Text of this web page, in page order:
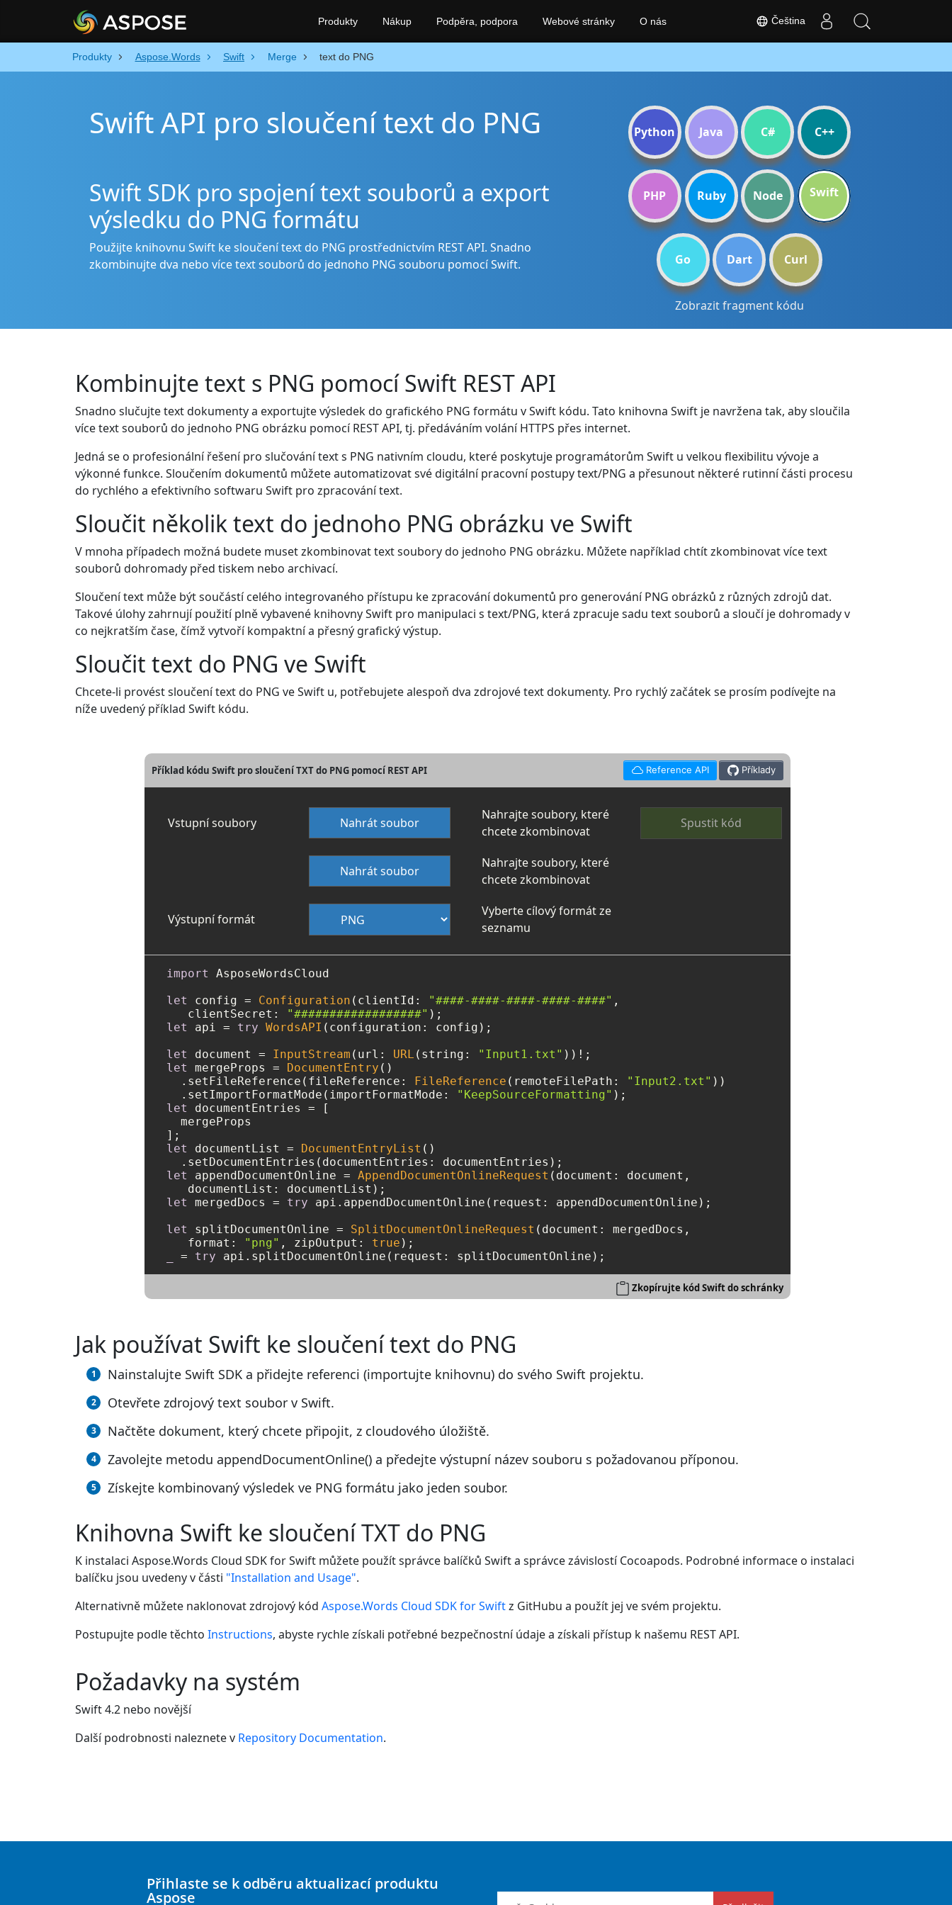
Produkty Aspose.Words Swift Merge text do PNG
Swift API pro sloučení text do PNG
Swift SDK pro spojení text souborů a export
výsledku do PNG formátu
Použijte knihovnu Swift ke sloučení text do PNG prostřednictvím REST API. Snadno
zkombinujte dva nebo více text souborů do jednoho PNG souboru pomocí Swift.
Python Java C# C++
PHP Ruby Node Swift
Go Dart Curl
Zobrazit fragment kódu
Kombinujte text s PNG pomocí Swift REST API
Snadno slučujte text dokumenty a exportujte výsledek do grafického PNG formátu v Swift kódu. Tato knihovna Swift je navržena tak, aby sloučila
více text souborů do jednoho PNG obrázku pomocí REST API, tj. předáváním volání HTTPS přes internet.
Jedná se o profesionální řešení pro slučování text s PNG nativním cloudu, které poskytuje programátorům Swift u velkou flexibilitu vývoje a
výkonné funkce. Sloučením dokumentů můžete automatizovat své digitální pracovní postupy text/PNG a přesunout některé rutinní části procesu
do rychlého a efektivního softwaru Swift pro zpracování text.
Sloučit několik text do jednoho PNG obrázku ve Swift
V mnoha případech možná budete muset zkombinovat text soubory do jednoho PNG obrázku. Můžete například chtít zkombinovat více text
souborů dohromady před tiskem nebo archivací.
Sloučení text může být součástí celého integrovaného přístupu ke zpracování dokumentů pro generování PNG obrázků z různých zdrojů dat.
Takové úlohy zahrnují použití plně vybavené knihovny Swift pro manipulaci s text/PNG, která zpracuje sadu text souborů a sloučí je dohromady v
co nejkratším čase, čímž vytvoří kompaktní a přesný grafický výstup.
Sloučit text do PNG ve Swift
Chcete-li provést sloučení text do PNG ve Swift u, potřebujete alespoň dva zdrojové text dokumenty. Pro rychlý začátek se prosím podívejte na
níže uvedený příklad Swift kódu.
Příklad kódu Swift pro sloučení TXT do PNG pomocí REST API Reference API Příklady
Vstupní soubory Nahrát soubor
Nahrajte soubory, které
chcete zkombinovat
Spustit kód
Nahrát soubor
Nahrajte soubory, které
chcete zkombinovat
Výstupní formát
Vyberte cílový formát ze
seznamu
import
AsposeWordsCloud
let
config = Configuration (clientId: "####-####-####-####-####" ,
   clientSecret:
"##################"
let
api = try WordsAPI (configuration: config);
let
document = InputStream (url: URL (string: "Input1.txt" )) !
let
mergeProps = DocumentEntry ()
  .setFileReference(fileReference:
FileReference (remoteFilePath: "Input2.txt" ))
  .setImportFormatMode(importFormatMode:
"KeepSourceFormatting"
let
documentEntries = [
  mergeProps
let
documentList = DocumentEntryList ()
let
appendDocumentOnline = AppendDocumentOnlineRequest (document: document,
let
mergedDocs = try api.appendDocumentOnline(request: appendDocumentOnline);
let
splitDocumentOnline = SplitDocumentOnlineRequest (document: mergedDocs,
   format:
"png" , zipOutput: true
= try api.splitDocumentOnline(request: splitDocumentOnline);
Zkopírujte kód Swift do schránky
Jak používat Swift ke sloučení text do PNG
Nainstalujte Swift SDK a přidejte referenci (importujte knihovnu) do svého Swift projektu.
Otevřete zdrojový text soubor v Swift.
Načtěte dokument, který chcete připojit, z cloudového úložiště.
Zavolejte metodu appendDocumentOnline() a předejte výstupní název souboru s požadovanou příponou.
Získejte kombinovaný výsledek ve PNG formátu jako jeden soubor.
Knihovna Swift ke sloučení TXT do PNG
K instalaci Aspose.Words Cloud SDK for Swift můžete použít správce balíčků Swift a správce závislostí Cocoapods. Podrobné informace o instalaci
balíčku jsou uvedeny v části "Installation and Usage".
Alternativně můžete naklonovat zdrojový kód Aspose.Words Cloud SDK for Swiftz GitHubu a použít jej ve svém projektu.
Postupujte podle těchto Instructions, abyste rychle získali potřebné bezpečnostní údaje a získali přístup k našemu REST API.
Požadavky na systém
Swift 4.2 nebo novější
Další podrobnosti naleznete v Repository Documentation.
Čeština
Produkty Nákup Podpěra, podpora Webové stránky O nás
Přihlaste se k odběru aktualizací produktu
Aspose